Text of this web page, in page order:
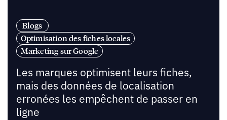
Blogs
Optimisation des fiches locales
Marketing sur Google
Les marques optimisent leurs fiches,
mais des données de localisation
erronées les empêchent de passer en
ligne